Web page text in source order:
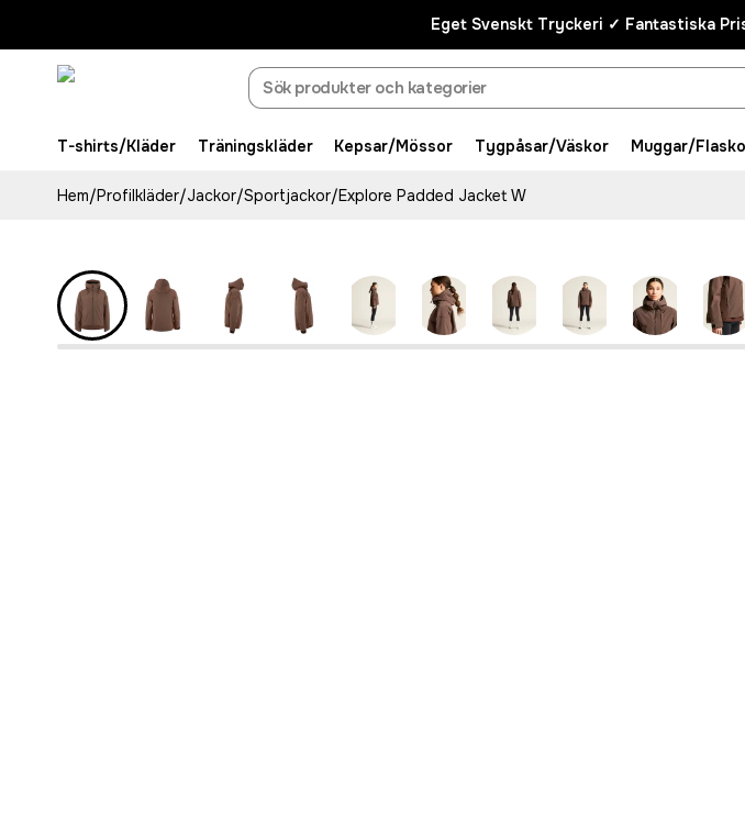
Eget Svenskt Tryckeri ✓ Fantastiska
T-shirts/Kläder Träningskläder Kepsar/Mössor Tygpåsar/Väskor Muggar/
Hem/Profilkläder/Jackor/Sportjackor/Explore Padded Jacket W